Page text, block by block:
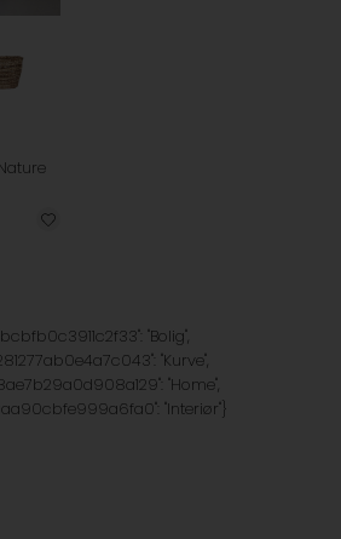
"Bolig",
"Kurve",
"Home",
"Interiør"}